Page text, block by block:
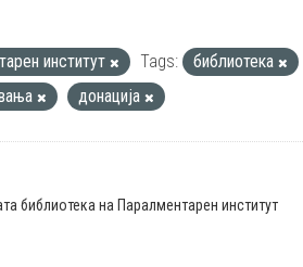
институт Tags:
библиотека
донација
библиотека на Паралментарен институт